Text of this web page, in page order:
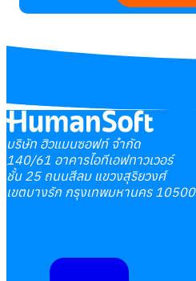
บริษัท ฮิวแมนซอฟท์ จำกัด
140/61 อาคารไอทีเอฟทาวเวอร์
ชั้น 25 ถนนสีลม แขวงสุริยวงศ์
เขตบางรัก กรุงเทพมหานคร 10500